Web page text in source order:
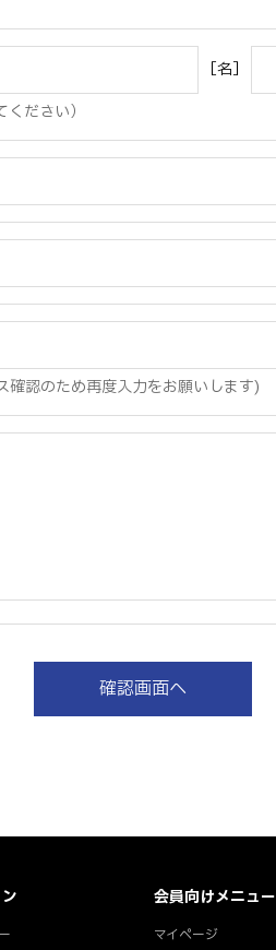
［名］
ください）
確認のため再度入力をお願いします)
会員向けメニュー
マイページ